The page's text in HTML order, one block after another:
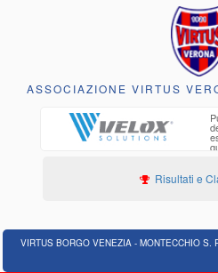
ASSOCIAZIONE VIRTUS
Risultati e
VIRTUS BORGO VENEZIA - MONTECCHIO S.